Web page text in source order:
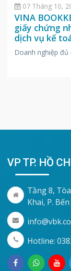
07 Tháng 10,
VINA
giấy chứng
dịch vụ kế
Doanh nghiệp đủ
VP TP. HỒ
Tầng 8,
Khai, P.
Hotline: